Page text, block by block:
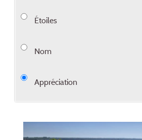
Étoiles
Nom
Appréciation